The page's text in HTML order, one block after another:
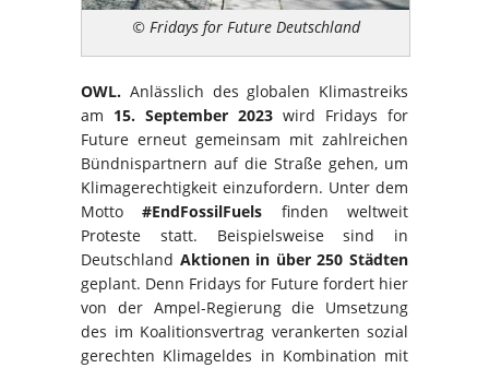
© Fridays for Future Deutschland
OWL. Anlässlich des globalen Klimastreiks
am 15. September 2023 wird Fridays for
Future erneut gemeinsam mit zahlreichen
Bündnispartnern auf die Straße gehen, um
Klimagerechtigkeit einzufordern. Unter dem
Motto#EndFossilFuels finden weltweit
Proteste statt. Beispielsweise sind in
Deutschland Aktionen in über 250 Städten
geplant. Denn Fridays for Future fordert hier
von der Ampel-Regierung die Umsetzung
des im Koalitionsvertrag verankerten sozial
gerechten Klimageldes in Kombination mit